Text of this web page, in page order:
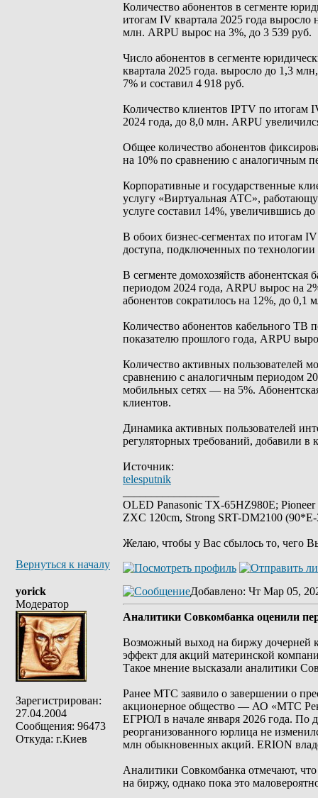
Количество абонентов в сегменте
итогам IV квартала 2025 года
млн. ARPU вырос на 3%, до 3 539 руб.
Число абонентов в сегменте
квартала 2025 года. выросло до 1,3
7% и составил 4 918 руб.
Количество клиентов IPTV по итогам
2024 года, до 8,0 млн. ARPU
Общее количество абонентов
на 10% по сравнению с аналогичным
Корпоративные и государственные
услугу «Виртуальная АТС»,
услуге составил 14%, увеличившись
В обоих бизнес-сегментах по итогам
доступа, подключенных по
В сегменте домохозяйств
периодом 2024 года, ARPU вырос на
абонентов сократилось на 12%, до 0,1
Количество абонентов кабельного ТВ
показателю прошлого года, ARPU
Количество активных пользователей
сравнению с аналогичным периодом
мобильных сетях — на 5%.
клиентов.
Динамика активных пользователей
регуляторных требований, добавили в
Источник:
telesputnik
OLED Panasonic TX-65HZ980E;
ZXC 120cm, Strong SRT-DM2100
Желаю, чтобы у Вас сбылось то, чего
Вернуться к началу
yorick
Модератор
Зарегистрирован:
27.04.2004
Сообщения: 96473
Откуда: г.Киев
Добавлено: Чт Мар 05,
Аналитики Совкомбанка оценили
Возможный выход на биржу
эффект для акций материнской
Такое мнение высказали аналитики
Ранее МТС заявило о завершении о
акционерное общество — АО «МТС
ЕГРЮЛ в начале января 2026 года. По
реорганизованного юрлица не
млн обыкновенных акций. ERION
Аналитики Совкомбанка отмечают,
на биржу, однако пока это